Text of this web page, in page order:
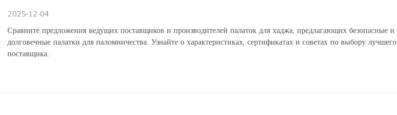
2025-12-04
Сравните предложения ведущих поставщиков и производителей палаток для хаджа, предлагающих безопасные и
долговечные палатки для паломничества. Узнайте о характеристиках, сертификатах и ​​советах по выбору лучшего
поставщика.